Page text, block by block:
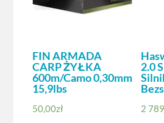
FIN ARMADA
CARP ŻYŁKA
600m/Camo 0,30mm
15,9lbs
50,00zł
2.0
2